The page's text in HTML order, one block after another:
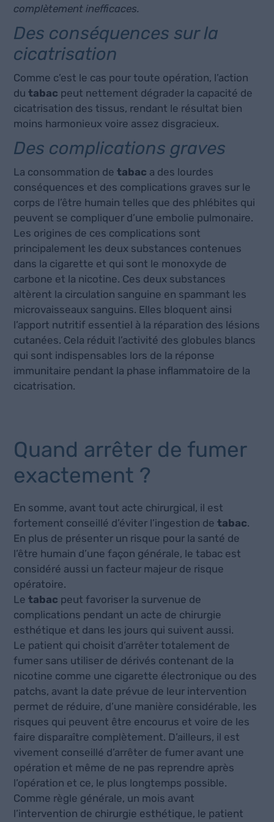
complètement inefficaces.
Des conséquences sur la
cicatrisation
Comme c’est le cas pour toute opération, l’action
dutabac peut nettement dégrader la capacité de
cicatrisation des tissus, rendant le résultat bien
moins harmonieux voire assez disgracieux.
Des complications graves
La consommation detabac a des lourdes
conséquences et des complications graves sur le
corps de l’être humain telles que des phlébites qui
peuvent se compliquer d’une embolie pulmonaire.
Les origines de ces complications sont
principalement les deux substances contenues
dans la cigarette et qui sont le monoxyde de
carbone et la nicotine. Ces deux substances
altèrent la circulation sanguine en spammant les
microvaisseaux sanguins. Elles bloquent ainsi
l’apport nutritif essentiel à la réparation des lésions
cutanées. Cela réduit l’activité des globules blancs
qui sont indispensables lors de la réponse
immunitaire pendant la phase inflammatoire de la
cicatrisation.
Quand arrêter de fumer
exactement ?
En somme, avant tout acte chirurgical, il est
fortement conseillé d’éviter l’ingestion detabac.
En plus de présenter un risque pour la santé de
l’être humain d’une façon générale, le tabac est
considéré aussi un facteur majeur de risque
opératoire.
Letabac peut favoriser la survenue de
complications pendant un acte de chirurgie
esthétique et dans les jours qui suivent aussi.
Le patient qui choisit d’arrêter totalement de
fumer sans utiliser de dérivés contenant de la
nicotine comme une cigarette électronique ou des
patchs, avant la date prévue de leur intervention
permet de réduire, d’une manière considérable, les
risques qui peuvent être encourus et voire de les
faire disparaître complètement. D’ailleurs, il est
vivement conseillé d’arrêter de fumer avant une
opération et même de ne pas reprendre après
l’opération et ce, le plus longtemps possible.
Comme règle générale, un mois avant
l’intervention de chirurgie esthétique, le patient